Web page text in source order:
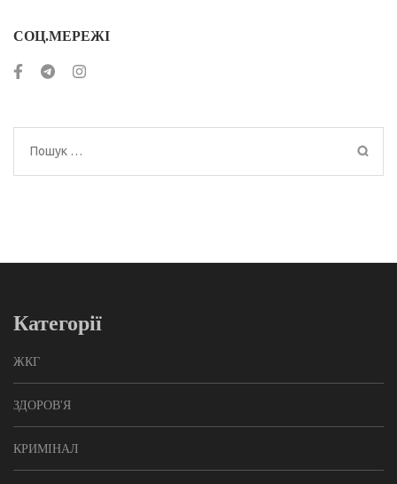
СОЦ.МЕРЕЖІ
Пошук:
Категорії
ЖКГ
ЗДОРОВ'Я
КРИМІНАЛ